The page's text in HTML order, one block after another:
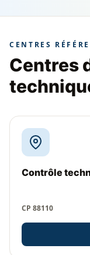
CENTRES
Centres
Contrôle
CP 88110